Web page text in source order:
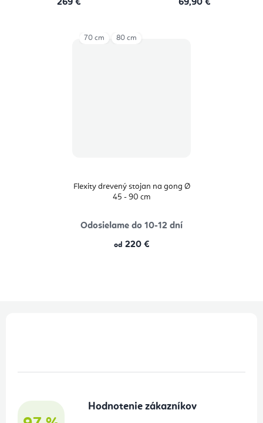
269 €
69,90 €
Flexity drevený stojan na gong Ø
45 - 90 cm
Odosielame do 10-12 dní
od 220 €
70 cm 80 cm
Hodnotenie zákazníkov